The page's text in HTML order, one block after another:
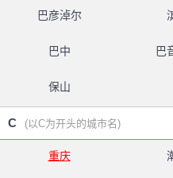
巴彦淖尔
巴中 巴
保山
C (以C为开头的城市名)
重庆